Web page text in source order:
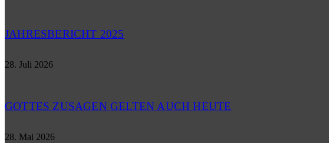
JAHRESBERICHT 2025
28. Juli 2026
GOTTES ZUSAGEN GELTEN AUCH HEUTE
28. Mai 2026